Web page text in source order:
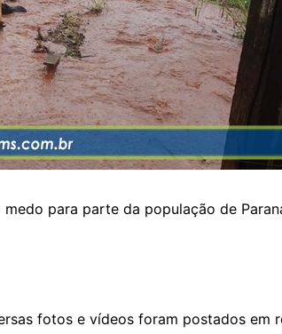
para parte da população de
fotos e vídeos foram postados